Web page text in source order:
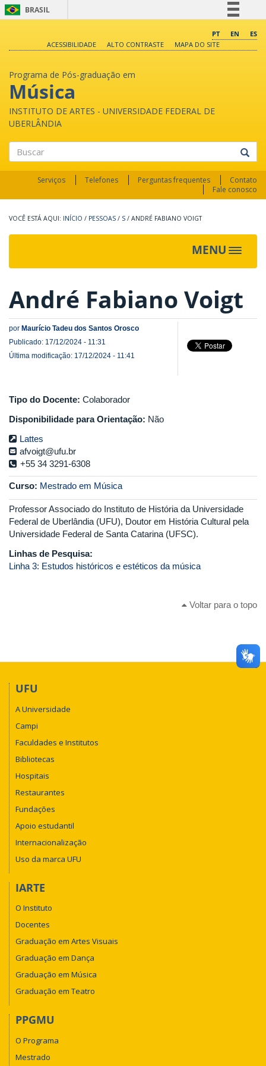
BRASIL
Comunica BR
PT EN
ES
ACESSIBILIDADE
ALTO CONTRASTE MAPA DO SITE
Programa de Pós-graduação em
Música
INSTITUTO DE ARTES - UNIVERSIDADE FEDERAL DE
UBERLÂNDIA
Buscar
Serviços Telefones Perguntas frequentes
Contato
Fale conosco
INÍCIO / PESSOAS / S / ANDRÉ FABIANO VOIGT
MENU
Toggle
André Fabiano Voigt
por Maurício Tadeu dos Santos Orosco
Publicado: 17/12/2024 - 11:31
Última modificação: 17/12/2024 - 11:41
Tipo do Docente: Colaborador
Disponibilidade para Orientação: Não
Lattes
afvoigt@ufu.br
+55 34 3291-6308
Curso: Mestrado em Música
Professor Associado do Instituto de História da Universidade
Federal de Uberlândia (UFU), Doutor em História Cultural pela
Universidade Federal de Santa Catarina (UFSC).
Linhas de Pesquisa:
Linha 3: Estudos históricos e estéticos da música
Voltar para o topo
UFU
A Universidade
Campi
Faculdades e Institutos
Bibliotecas
Hospitais
Restaurantes
Fundações
Apoio estudantil
Internacionalização
Uso da marca UFU
IARTE
O Instituto
Docentes
Graduação em Artes Visuais
Graduação em Dança
Graduação em Música
Graduação em Teatro
PPGMU
O Programa
Mestrado